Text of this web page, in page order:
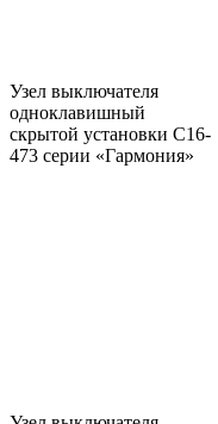
Узел выключателя
одноклавишный
скрытой установки С16-
473 серии «Гармония»